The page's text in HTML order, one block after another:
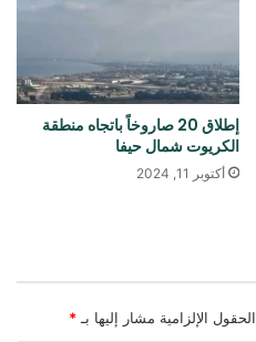
إطلاق 20 صاروخاً باتجاه منطقة
الكريوت شمال حيفا
أكتوبر 11, 2024
الحقول الإلزامية مشار إليها بـ *